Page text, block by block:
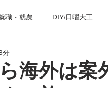
職・就農 DIY/日曜大工
臼杵の歴史・建築物
海外は案
分